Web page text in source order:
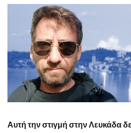
Αυτή την στιγμή στην Λευκάδα